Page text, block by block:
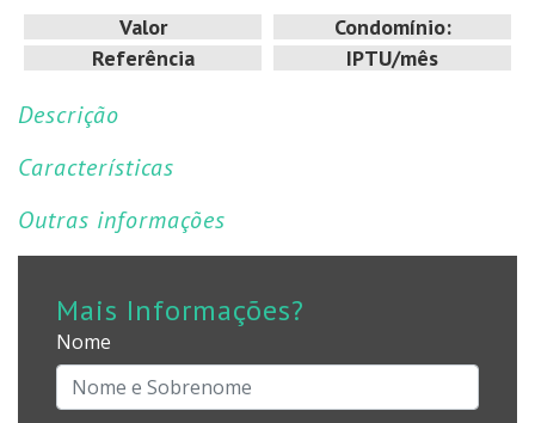
Valor
Referência
Condomínio:
IPTU/mês
Descrição
Características
Outras informações
Mais Informações?
Nome